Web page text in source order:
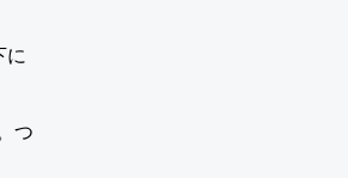
に
つ